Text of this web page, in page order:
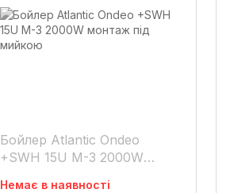
Бойлер Atlantic Ondeo
+SWH 15U M-3 2000W
Немає в наявності